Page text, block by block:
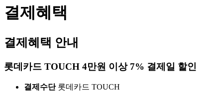
결제혜택
결제혜택 안내
롯데카드 TOUCH 4만원 이상 7% 결제일 할인
결제수단 롯데카드 TOUCH